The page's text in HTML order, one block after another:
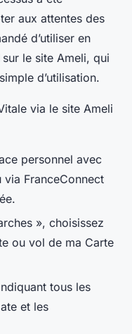
aux attentes des
d’utiliser en
le site Ameli, qui
d’utilisation.
via le site Ameli
personnel avec
FranceConnect
», choisissez
ou vol de ma Carte
tous les
et les